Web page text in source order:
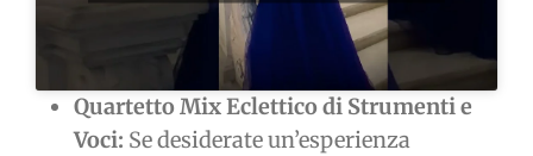
Quartetto Mix Eclettico di Strumenti e
Voci: Se desiderate un’esperienza